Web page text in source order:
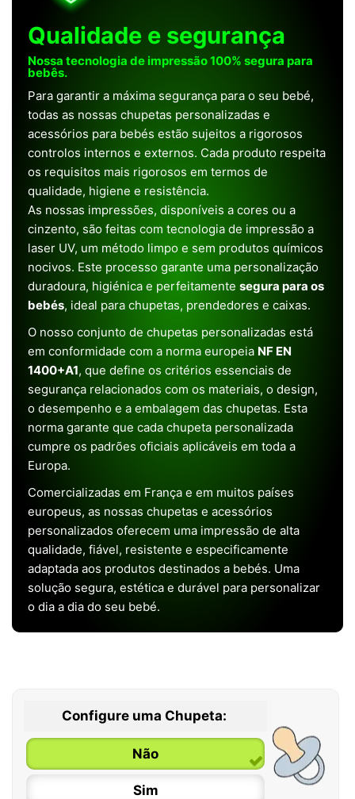
Qualidade e segurança
Nossa tecnologia de impressão 100% segura para
bebês.
Para garantir a máxima segurança para o seu bebé,
todas as nossas chupetas personalizadas e
acessórios para bebés estão sujeitos a rigorosos
controlos internos e externos. Cada produto respeita
os requisitos mais rigorosos em termos de
qualidade, higiene e resistência.
As nossas impressões, disponíveis a cores ou a
cinzento, são feitas com tecnologia de impressão a
laser UV, um método limpo e sem produtos químicos
nocivos. Este processo garante uma personalização
duradoura, higiénica e perfeitamente segura para os
bebés, ideal para chupetas, prendedores e caixas.
O nosso conjunto de chupetas personalizadas está
em conformidade com a norma europeia NF EN
1400+A1, que define os critérios essenciais de
segurança relacionados com os materiais, o design,
o desempenho e a embalagem das chupetas. Esta
norma garante que cada chupeta personalizada
cumpre os padrões oficiais aplicáveis em toda a
Europa.
Comercializadas em França e em muitos países
europeus, as nossas chupetas e acessórios
personalizados oferecem uma impressão de alta
qualidade, fiável, resistente e especificamente
adaptada aos produtos destinados a bebés. Uma
solução segura, estética e durável para personalizar
o dia a dia do seu bebé.
Configure uma Chupeta:
Não
Sim